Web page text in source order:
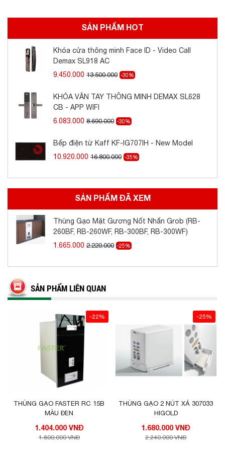
MÃ HÀNG THÔNG SỐ KỸ THUẬT
W260*D465*H650 260mm
RB-260WF W260*D465*H650 260mm
RB-300BF W300*D465*H650 300mm
RB-30WF W300*D465*H650
Liên hệ mua sản phẩm
Hãy liên hệ ngay với McQueen Home- địa chỉ
SẢN PHẨM HOT
Khóa cửa thông minh Face ID - Video Call
Demax SL918 AC
9.450.000 13.500.000 -30%
KHÓA VÂN TAY THÔNG MINH DEMAX SL628
CB - APP WIFI
6.083.000 8.690.000 -30%
Bếp điện từ Kaff KF-IG707IH - New Model
10.920.000 16.800.000 -35%
SẢN PHẨM ĐÃ XEM
Thùng Gạo Mặt Gương Nốt Nhấn Grob (RB-
260BF, RB-260WF, RB-300BF, RB-300WF)
1.665.000 2.220.000 -25%
SẢN PHẨM LIÊN QUAN
-22%
THÙNG GẠO FASTER RC 15B
MÀU ĐEN
1.404.000 VNĐ
1.800.000 VNĐ
-25%
THÙNG GẠO 2 NÚT XẢ 307033
HIGOLD
1.680.000 VNĐ
2.240.000 VNĐ